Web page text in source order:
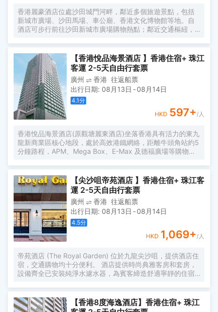
免費享用迷你酒吧內的非酒精飲品。 頂樓的24小時健身中心
及露天泳池是賓客一展身心的好去處，讓您盡享城市中的悠
閒寧靜。
香港麗豪酒店位處沙田城門河畔，鄰近多個旅遊景點，包括
新城市廣場、沙田馬場、車公廟、香港文化博物館等地。自
酒店可步行前往沙田新城市廣場購物熱點；鄰近交通樞紐，
麗豪酒店擁有1,147間客房及套房，環境清幽；並提供體貼窩
心的住宿服務，讓觀光及商務旅客如置身家中，倍感舒適。
【香港悅品海景酒店 】香港住宿+ 珠江
客運 2-5天自由行套票
廣州 香港 往返船票
出行日期: 08月13日 -08月14日
4.1分
HKD 597+/人
香港悅品海景酒店(原觀塘麗東酒店)坐落香港具有活力的東九
龍新商業區核心地段，處於高效港鐵網絡，距離牛頭角站約5
分鐘路程，APM、Mega Box、E-Max 及德福廣場等購物中
越，坐落九龍灣國際展貿中心旁，臨近觀塘海濱長廊，住客
可從酒店高層飽覽維多利亞港的壯麗景色，以及遠眺香港
島、啟德郵輪碼頭及鯉魚門的迷人夜景。 酒店樓高31層，提
供伍百餘間寬敞的現代時尚客房及套房，每間客房均配備高
速無線網絡及各種便利的客房設施。
【尖沙咀帝苑酒店 】香港住宿+ 珠江客
運 2-5天自由行套票
廣州 香港 往返船票
出行日期: 08月13日 -08月14日
4.5分
HKD 1,069+/人
帝苑酒店 (The Royal Garden) 位於九龍尖沙咀，提供酒店住
宿，交通購物均十分便利。 酒店提供時尚典雅客房和套房，
設備齊全已安裝純淨水濾水器，為賓客締造舒適寧靜的住宿
望部分維多利亞港和香港天際線美景。 帝苑酒店共有七間餐
廳及酒吧，賓客可在多間榮獲獎項的餐廳品嚐美膳佳餚。25
米天際恆温水底音樂泳池以地中海式設計深得賓客喜愛。酒
【香港8度海逸酒店】香港住宿+ 珠江